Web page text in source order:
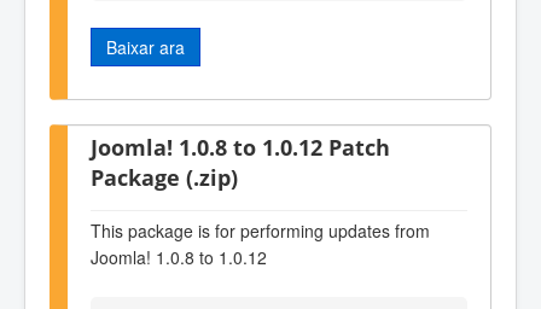
Baixar ara
Joomla! 1.0.8 to 1.0.12 Patch
Package (.zip)
This package is for performing updates from
Joomla! 1.0.8 to 1.0.12